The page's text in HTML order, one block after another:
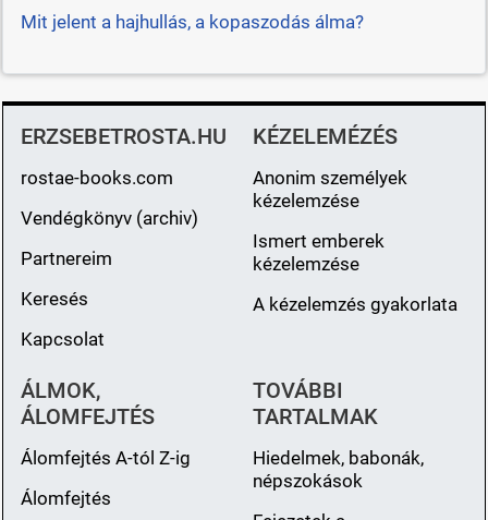
Mit jelent a hajhullás, a kopaszodás álma?
ERZSEBETROSTA.HU
rostae-books.com
Vendégkönyv (archiv)
Partnereim
Keresés
Kapcsolat
KÉZELEMÉZÉS
Anonim személyek
kézelemzése
Ismert emberek
kézelemzése
A kézelemzés gyakorlata
ÁLMOK,
ÁLOMFEJTÉS
Álomfejtés A-tól Z-ig
Álomfejtés
TOVÁBBI
TARTALMAK
Hiedelmek, babonák,
népszokások